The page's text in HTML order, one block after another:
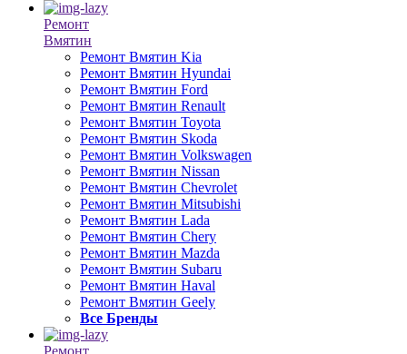
Ремонт
Вмятин
Ремонт Вмятин Kia
Ремонт Вмятин Hyundai
Ремонт Вмятин Ford
Ремонт Вмятин Renault
Ремонт Вмятин Toyota
Ремонт Вмятин Skoda
Ремонт Вмятин Volkswagen
Ремонт Вмятин Nissan
Ремонт Вмятин Chevrolet
Ремонт Вмятин Mitsubishi
Ремонт Вмятин Lada
Ремонт Вмятин Chery
Ремонт Вмятин Mazda
Ремонт Вмятин Subaru
Ремонт Вмятин Haval
Ремонт Вмятин Geely
Все Бренды
Ремонт